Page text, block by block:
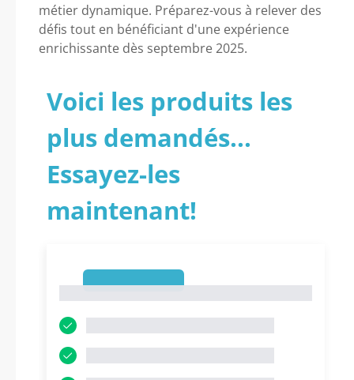
métier dynamique. Préparez-vous à relever des
défis tout en bénéficiant d'une expérience
enrichissante dès septembre 2025.
Voici les produits les
plus demandés...
Essayez-les
maintenant!